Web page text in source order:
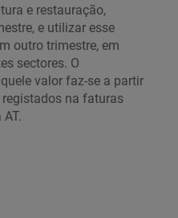
e restauração,
e utilizar esse
outro trimestre, em
sectores. O
valor faz-se a partir
na faturas